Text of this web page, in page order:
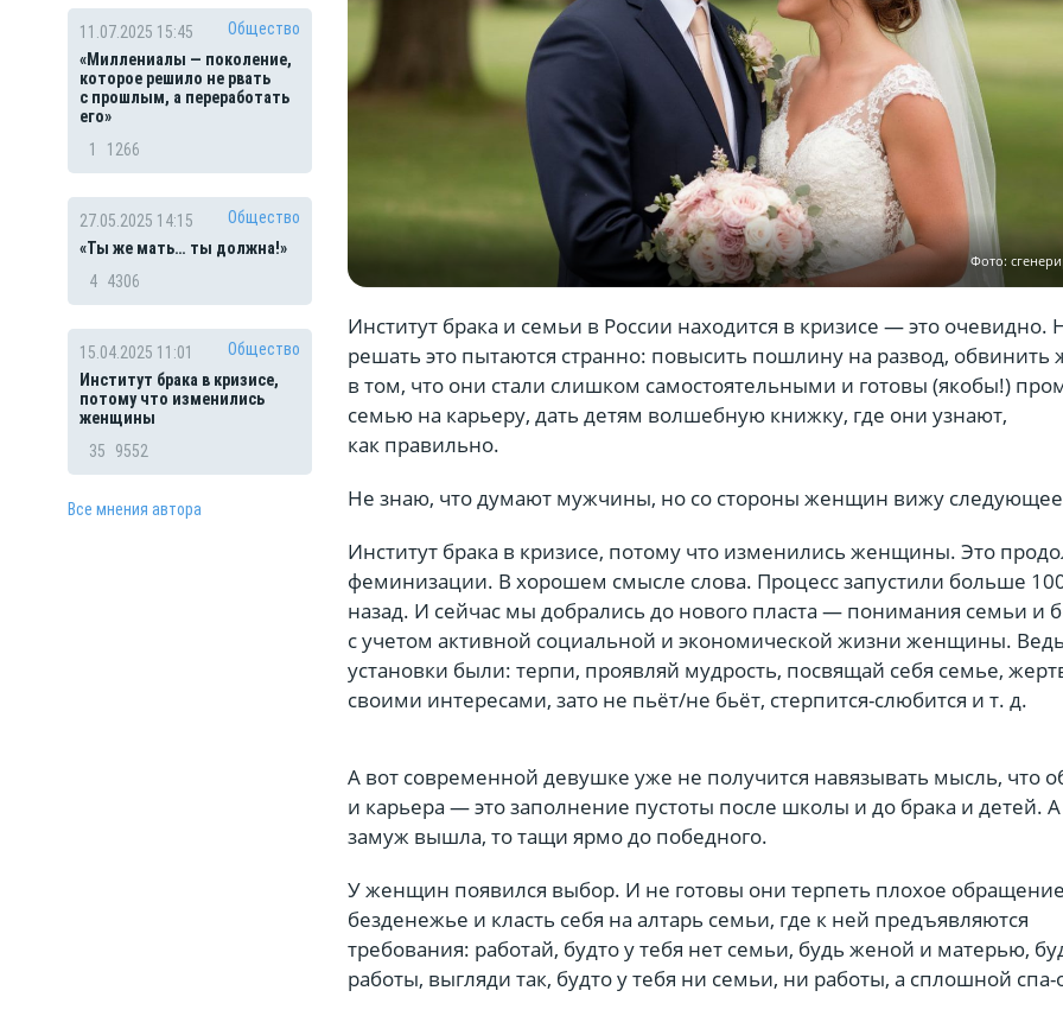
11.07.2025 15:45
Общество
«Миллениалы — поколение,
которое решило не рвать
с прошлым, а переработать
его»
1
1266
27.05.2025 14:15
Общество
«Ты же мать… ты должна!»
4 4306
15.04.2025 11:01
Общество
Институт брака в кризисе,
потому что изменились
женщины
35
9552
Все мнения автора
Фото:
Институт брака и семьи в России находится в кризисе — это очевидно.
решать это пытаются странно: повысить пошлину на развод,
в том, что они стали слишком самостоятельными и готовы (якобы!)
семью на карьеру, дать детям волшебную книжку, где они узнают,
как правильно.
Не знаю, что думают мужчины, но со стороны женщин вижу
Институт брака в кризисе, потому что изменились женщины. Это
феминизации. В хорошем смысле слова. Процесс запустили больше
назад. И сейчас мы добрались до нового пласта — понимания семьи и
с учетом активной социальной и экономической жизни женщины.
установки были: терпи, проявляй мудрость, посвящай себя семье,
своими интересами, зато не пьёт/не бьёт, стерпится-слюбится и т. д.
А вот современной девушке уже не получится навязывать мысль, что
и карьера — это заполнение пустоты после школы и до брака и детей. А
замуж вышла, то тащи ярмо до победного.
У женщин появился выбор. И не готовы они терпеть плохое
безденежье и класть себя на алтарь семьи, где к ней предъявляются
требования: работай, будто у тебя нет семьи, будь женой и матерью,
работы, выгляди так, будто у тебя ни семьи, ни работы, а сплошной спа-